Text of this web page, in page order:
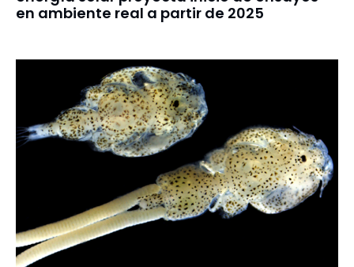
en ambiente real a partir de 2025